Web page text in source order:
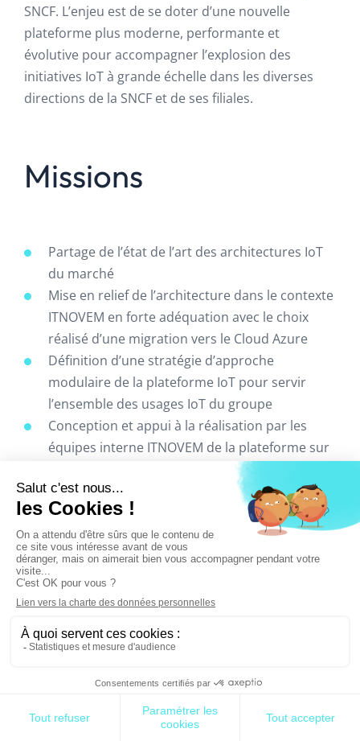
SNCF. L’enjeu est de se doter d’une nouvelle
plateforme plus moderne, performante et
évolutive pour accompagner l’explosion des
initiatives IoT à grande échelle dans les diverses
directions de la SNCF et de ses filiales.
Missions
Partage de l’état de l’art des architectures IoT
du marché
Mise en relief de l’architecture dans le contexte
ITNOVEM en forte adéquation avec le choix
réalisé d’une migration vers le Cloud Azure
Définition d’une stratégie d’approche
modulaire de la plateforme IoT pour servir
l’ensemble des usages IoT du groupe
Conception et appui à la réalisation par les
équipes interne ITNOVEM de la plateforme sur
Promotion et communication autour du
produit
Participation aux activités de prospection
Cadrage des projets à destination de e.IoT
Refonte des processus de delivery (avant-
vente, spécifications et réalisation)
projets en production depuis l’ancienne
Accompagnement en qualité de chef de projet
d’une initiative de sécurisation des zones de
travaux pour le compte de SNCF Réseau